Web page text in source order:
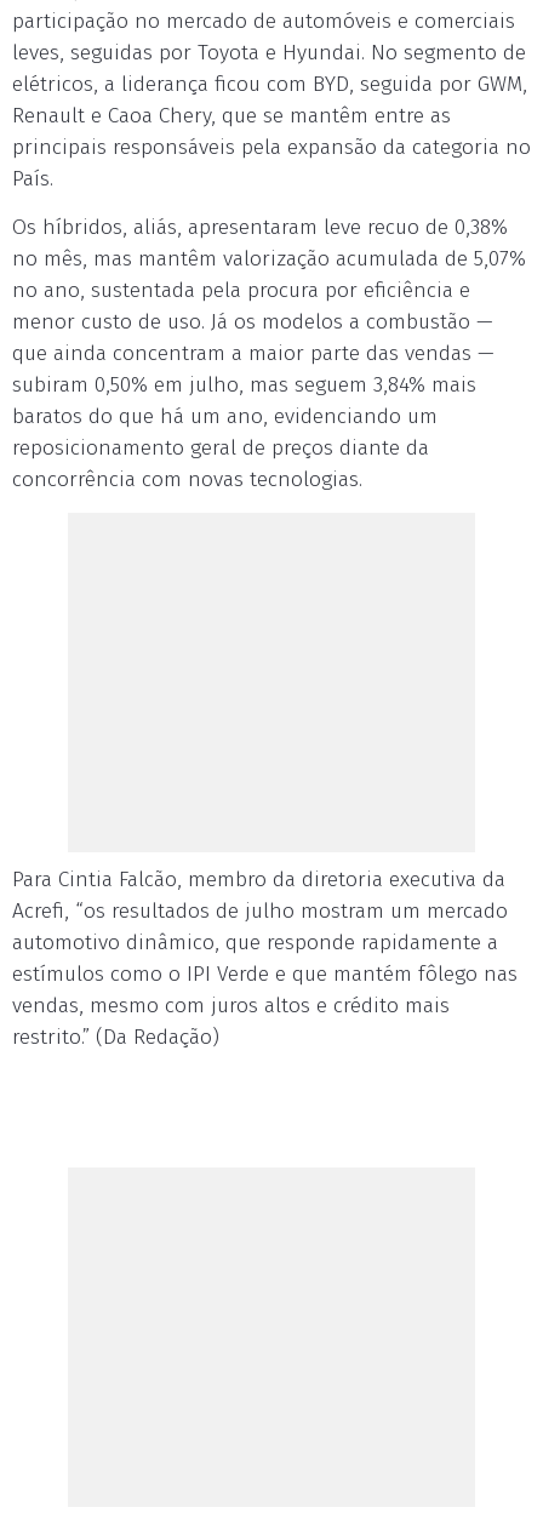
participação no mercado de automóveis e comerciais
leves, seguidas por Toyota e Hyundai. No segmento de
elétricos, a liderança ficou com BYD, seguida por GWM,
Renault e Caoa Chery, que se mantêm entre as
principais responsáveis pela expansão da categoria no
País.
Os híbridos, aliás, apresentaram leve recuo de 0,38%
no mês, mas mantêm valorização acumulada de 5,07%
no ano, sustentada pela procura por eficiência e
menor custo de uso. Já os modelos a combustão —
que ainda concentram a maior parte das vendas —
subiram 0,50% em julho, mas seguem 3,84% mais
baratos do que há um ano, evidenciando um
reposicionamento geral de preços diante da
concorrência com novas tecnologias.
Para Cintia Falcão, membro da diretoria executiva da
Acrefi, “os resultados de julho mostram um mercado
automotivo dinâmico, que responde rapidamente a
estímulos como o IPI Verde e que mantém fôlego nas
vendas, mesmo com juros altos e crédito mais
restrito.” (Da Redação)